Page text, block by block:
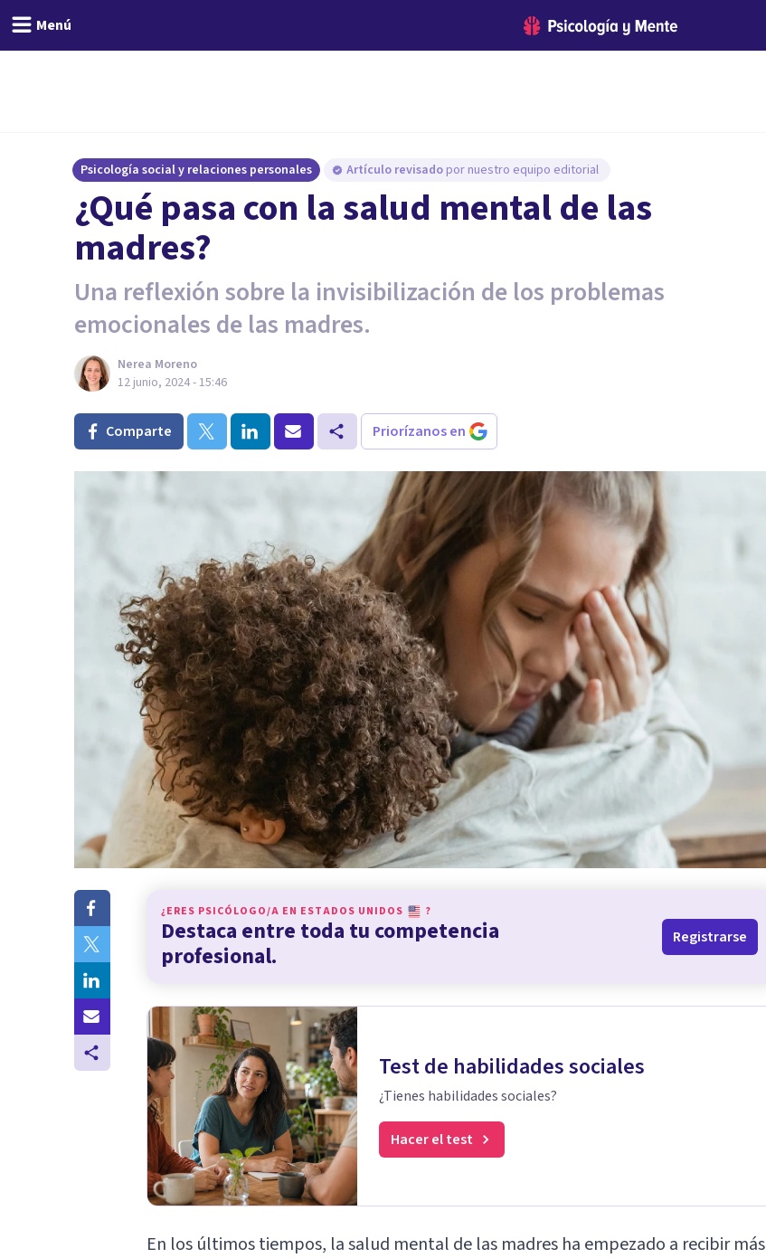
Menú
Psicología social y relaciones personales Artículo revisado por nuestro equipo editorial
¿Qué pasa con la salud mental de las
madres?
Una reflexión sobre la invisibilización de los problemas
emocionales de las madres.
Nerea Moreno
12 junio, 2024 - 15:46
Comparte Priorízanos en
¿ERES PSICÓLOGO/A EN ESTADOS UNIDOS ?
Destaca entre toda tu competencia
profesional.
Registrarse
Test de habilidades sociales
¿Tienes habilidades sociales?
Hacer el test
En los últimos tiempos, lasalud mental de las madres ha empezado a recibir más